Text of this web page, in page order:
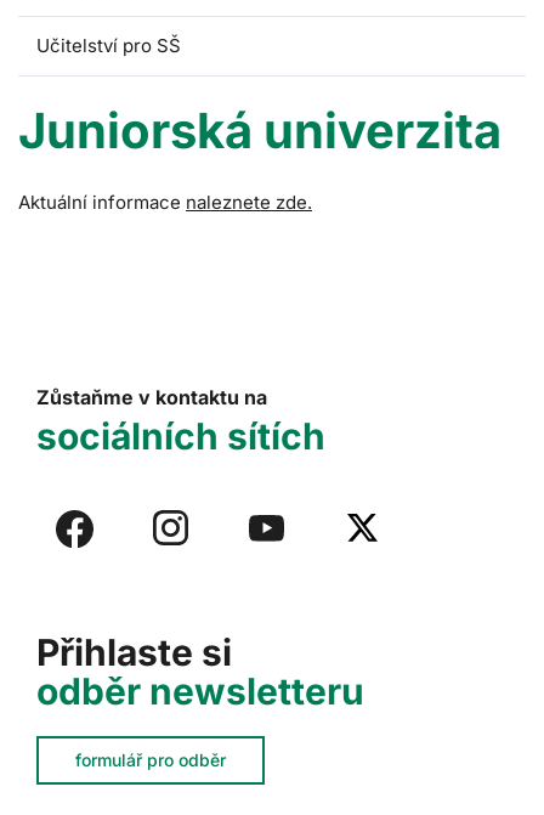
Učitelství pro SŠ
Juniorská univerzita
Aktuální informace naleznete zde.
Přihlaste si
odběr newsletteru
formulář pro odběr
Zůstaňme v kontaktu na
sociálních sítích